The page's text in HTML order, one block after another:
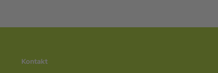
Kontakt